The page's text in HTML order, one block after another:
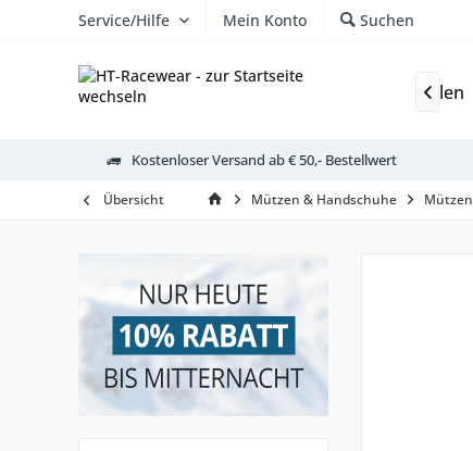
Service/Hilfe Mein Konto Suchen
Gutscheine Fussballschulen

Kostenloser Versand ab € 50,- Bestellwert
Übersicht Mützen & Handschuhe Mützen